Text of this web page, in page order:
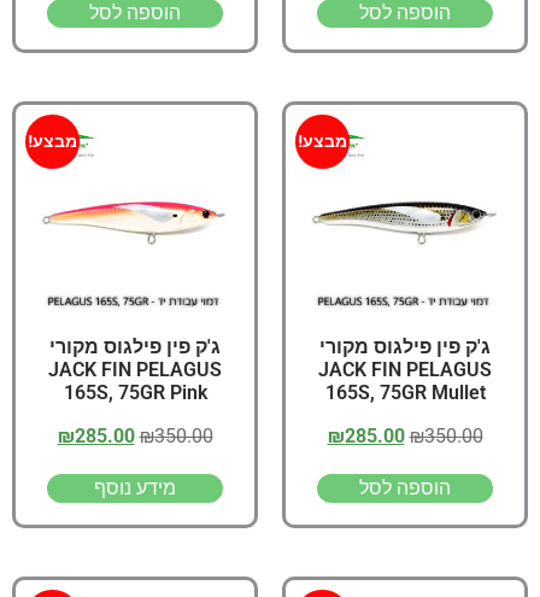
הוספה לסל הוספה לסל
מבצע!
ג'ק פין פילגוס מקורי
JACK FIN PELAGUS
165S, 75GR Mullet
₪350.00
₪285.00
הוספה לסל
מבצע!
ג'ק פין פילגוס מקורי
JACK FIN PELAGUS
165S, 75GR Pink
₪350.00
₪285.00
מידע נוסף